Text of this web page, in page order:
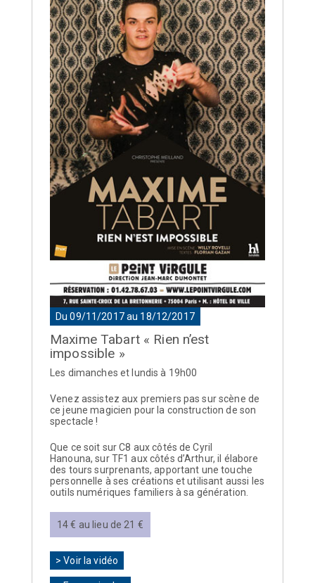
Du 09/11/2017 au 18/12/2017
Maxime Tabart « Rien n’est
impossible »
Les dimanches et lundis à 19h00
Venez assistez aux premiers pas sur scène de
ce jeune magicien pour la construction de son
spectacle !
Que ce soit sur C8 aux côtés de Cyril
Hanouna, sur TF1 aux côtés d’Arthur, il élabore
des tours surprenants, apportant une touche
personnelle à ses créations et utilisant aussi les
outils numériques familiers à sa génération.
14 € au lieu de 21 €
> Voir la vidéo